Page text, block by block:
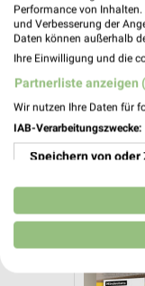
Gültig bis
XXXLutz
Performance von
und Verbesserung der
Daten können außerhalb
Ihre Einwilligung und die
Partnerliste anzeigen
Wir nutzen Ihre Daten für
IAB-Verarbeitungszwecke:
Speichern von
Verwendung
Erstellung von